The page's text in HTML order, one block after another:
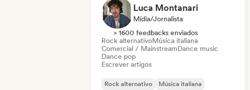
Luca Montanari
Mídia/Jornalista
> 1600 feedbacks enviados
Rock alternativoMúsica italiana
Comercial / MainstreamDance music
Dance pop
Escrever artigos
Rock alternativo
Música italiana